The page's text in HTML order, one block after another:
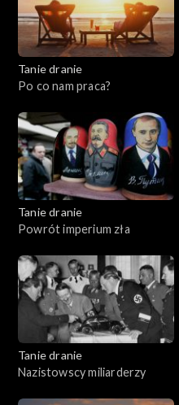
Tanie dranie
Po co nam praca?
Tanie dranie
Powrót imperium zła
Tanie dranie
Nazistowscy miliarderzy